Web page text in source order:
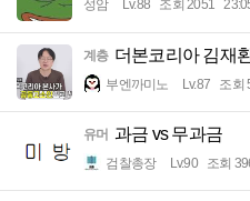
성암 Lv.88 조회 2051
계층 더본코리아 김재
부엔까미노 Lv.87 조회
유머 과금 vs 무과금
검찰총장 Lv.90 조회